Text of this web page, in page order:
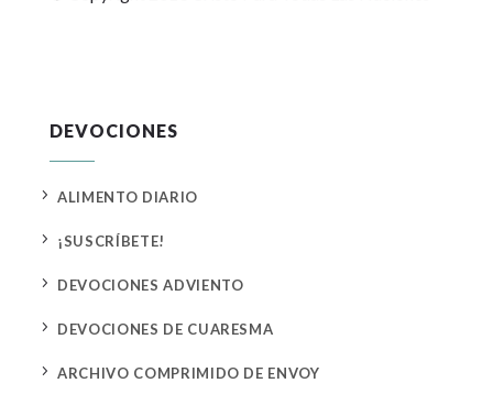
DEVOCIONES
5 ALIMENTO DIARIO
5 ¡SUSCRÍBETE!
5 DEVOCIONES ADVIENTO
5 DEVOCIONES DE CUARESMA
5 ARCHIVO COMPRIMIDO DE ENVOY